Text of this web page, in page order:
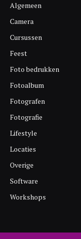
Algemeen
Camera
Cursussen
Feest
Foto bedrukken
Fotoalbum
Fotografen
Fotografie
Lifestyle
Locaties
Overige
Software
Workshops